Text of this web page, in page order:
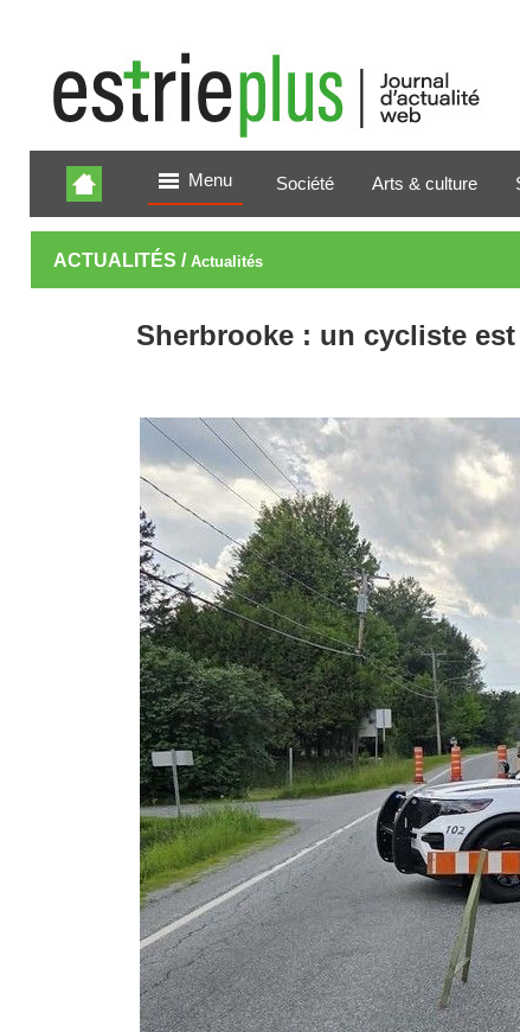
Menu Société Arts & culture
ACTUALITÉS / Actualités
Sherbrooke : un cycliste